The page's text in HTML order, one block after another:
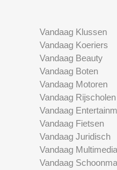
Vandaag Klussen
Vandaag Koeriers
Vandaag Beauty
Vandaag Boten
Vandaag Motoren
Vandaag Rijscholen
Vandaag
Vandaag Fietsen
Vandaag Juridisch
Vandaag
Vandaag